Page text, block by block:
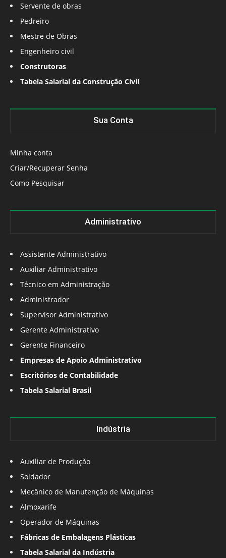
Servente de obras
Pedreiro
Mestre de Obras
Engenheiro civil
Construtoras
Tabela Salarial da Construção Civil
Sua Conta
Minha conta
Criar/Recuperar Senha
Como Pesquisar
Administrativo
Assistente Administrativo
Auxiliar Administrativo
Técnico em Administração
Administrador
Supervisor Administrativo
Gerente Administrativo
Gerente Financeiro
Empresas de Apoio Administrativo
Escritórios de Contabilidade
Tabela Salarial Brasil
Indústria
Auxiliar de Produção
Soldador
Mecânico de Manutenção de Máquinas
Almoxarife
Operador de Máquinas
Fábricas de Embalagens Plásticas
Tabela Salarial da Indústria